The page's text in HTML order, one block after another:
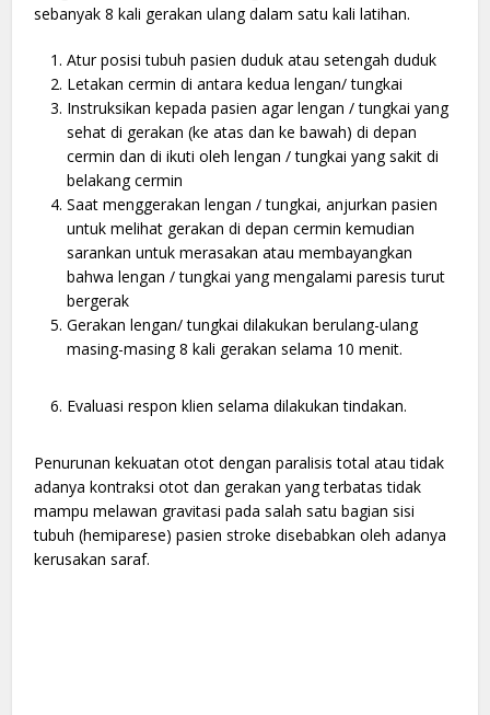
sebanyak 8 kali gerakan ulang dalam satu kali latihan.
Atur posisi tubuh pasien duduk atau setengah duduk
Letakan cermin di antara kedua lengan/ tungkai
Instruksikan kepada pasien agar lengan / tungkai yang
sehat di gerakan (ke atas dan ke bawah) di depan
cermin dan di ikuti oleh lengan / tungkai yang sakit di
belakang cermin
Saat menggerakan lengan / tungkai, anjurkan pasien
untuk melihat gerakan di depan cermin kemudian
sarankan untuk merasakan atau membayangkan
bahwa lengan / tungkai yang mengalami paresis turut
bergerak
Gerakan lengan/ tungkai dilakukan berulang-ulang
masing-masing 8 kali gerakan selama 10 menit.
Evaluasi respon klien selama dilakukan tindakan.
Penurunan kekuatan otot dengan paralisis total atau tidak
adanya kontraksi otot dan gerakan yang terbatas tidak
mampu melawan gravitasi pada salah satu bagian sisi
tubuh (hemiparese) pasien stroke disebabkan oleh adanya
kerusakan saraf.